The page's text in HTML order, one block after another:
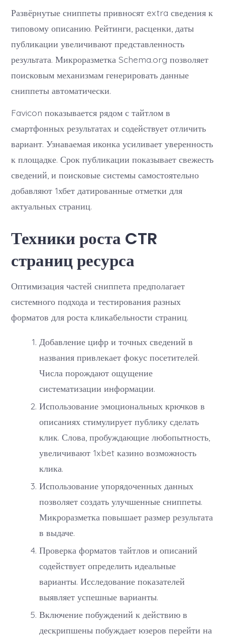
Развёрнутые сниппеты привносят extra сведения к
типовому описанию. Рейтинги, расценки, даты
публикации увеличивают представленность
результата. Микроразметка Schema.org позволяет
поисковым механизмам генерировать данные
сниппеты автоматически.
Favicon показывается рядом с тайтлом в
смартфонных результатах и содействует отличить
вариант. Узнаваемая иконка усиливает уверенность
к площадке. Срок публикации показывает свежесть
сведений, и поисковые системы самостоятельно
добавляют 1хбет датированные отметки для
актуальных страниц.
Техники роста CTR
страниц ресурса
Оптимизация частей сниппета предполагает
системного подхода и тестирования разных
форматов для роста кликабельности страниц.
Добавление цифр и точных сведений в
названия привлекает фокус посетителей.
Числа порождают ощущение
систематизации информации.
Использование эмоциональных крючков в
описаниях стимулирует публику сделать
клик. Слова, пробуждающие любопытность,
увеличивают 1xbet казино возможность
клика.
Использование упорядоченных данных
позволяет создать улучшенные сниппеты.
Микроразметка повышает размер результата
в выдаче.
Проверка форматов тайтлов и описаний
содействует определить идеальные
варианты. Исследование показателей
выявляет успешные варианты.
Включение побуждений к действию в
дескрипшены побуждает юзеров перейти на